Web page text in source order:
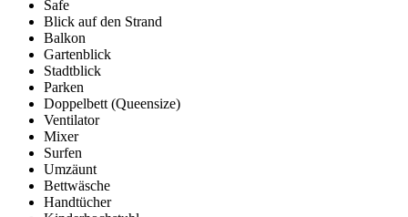
Safe
Blick auf den Strand
Balkon
Gartenblick
Stadtblick
Parken
Doppelbett (Queensize)
Ventilator
Mixer
Surfen
Umzäunt
Bettwäsche
Handtücher